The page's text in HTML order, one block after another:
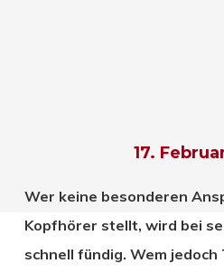
17.
Wer keine besonderen
Kopfhörer stellt, wird bei
schnell fündig. Wem